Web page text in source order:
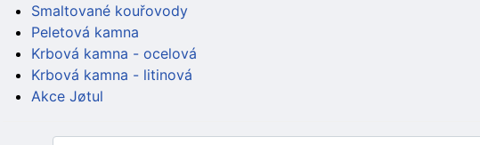
Smaltované kouřovody
Peletová kamna
Krbová kamna - ocelová
Krbová kamna - litinová
Akce Jøtul